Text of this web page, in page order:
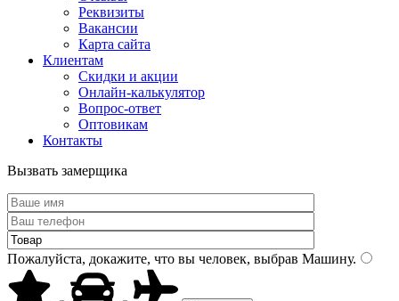
Реквизиты
Вакансии
Карта сайта
Клиентам
Скидки и акции
Онлайн-калькулятор
Вопрос-ответ
Оптовикам
Контакты
Вызвать замерщика
Пожалуйста, докажите, что вы человек, выбрав Машину.